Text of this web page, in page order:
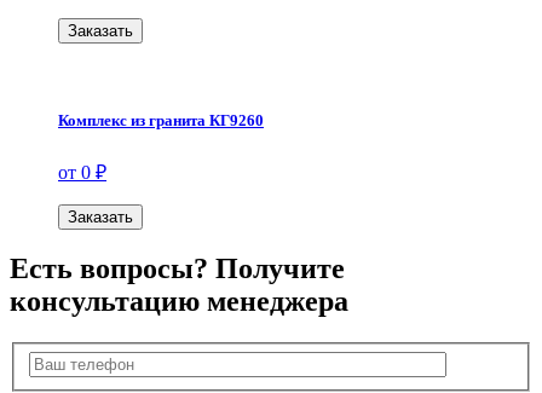
Заказать
Комплекс из гранита КГ9260
от 0 ₽
Заказать
Есть вопросы? Получите
консультацию менеджера